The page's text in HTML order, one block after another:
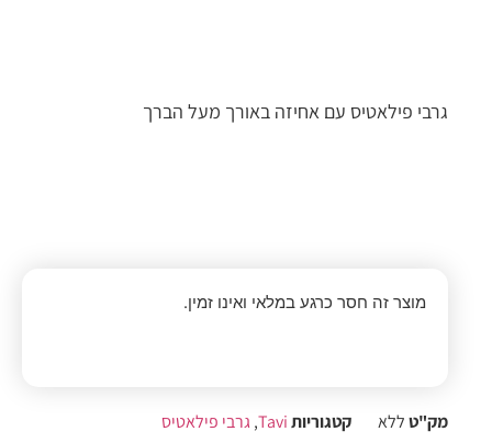
גרבי פילאטיס עם אחיזה באורך מעל הברך
מוצר זה חסר כרגע במלאי ואינו זמין.
מק"טללא קטגוריותTavi
,גרבי פילאטיס